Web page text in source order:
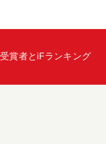
受賞者とiFランキング